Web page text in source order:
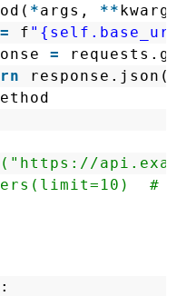
*args, **
= f
=
#